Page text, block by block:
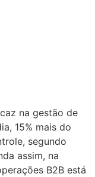
na gestão de
15% mais do
segundo
assim, na
B2B está